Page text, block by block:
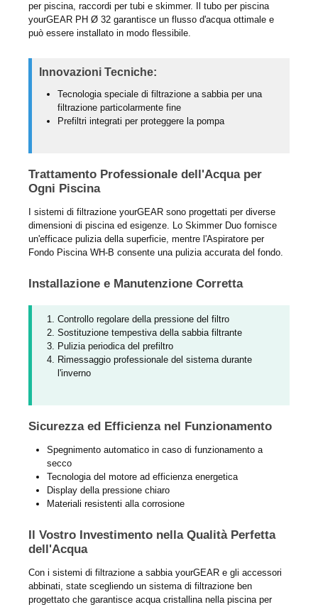
per piscina, raccordi per tubi e skimmer. Il tubo per piscina
yourGEAR PH Ø 32 garantisce un flusso d'acqua ottimale e
può essere installato in modo flessibile.
Innovazioni Tecniche:
Tecnologia speciale di filtrazione a sabbia per una
filtrazione particolarmente fine
Prefiltri integrati per proteggere la pompa
Trattamento Professionale dell'Acqua per
Ogni Piscina
I sistemi di filtrazione yourGEAR sono progettati per diverse
dimensioni di piscina ed esigenze. Lo Skimmer Duo fornisce
un'efficace pulizia della superficie, mentre l'Aspiratore per
Fondo Piscina WH-B consente una pulizia accurata del fondo.
Installazione e Manutenzione Corretta
Controllo regolare della pressione del filtro
Sostituzione tempestiva della sabbia filtrante
Pulizia periodica del prefiltro
Rimessaggio professionale del sistema durante
l'inverno
Sicurezza ed Efficienza nel Funzionamento
Spegnimento automatico in caso di funzionamento a
secco
Tecnologia del motore ad efficienza energetica
Display della pressione chiaro
Materiali resistenti alla corrosione
Il Vostro Investimento nella Qualità Perfetta
dell'Acqua
Con i sistemi di filtrazione a sabbia yourGEAR e gli accessori
abbinati, state scegliendo un sistema di filtrazione ben
progettato che garantisce acqua cristallina nella piscina per